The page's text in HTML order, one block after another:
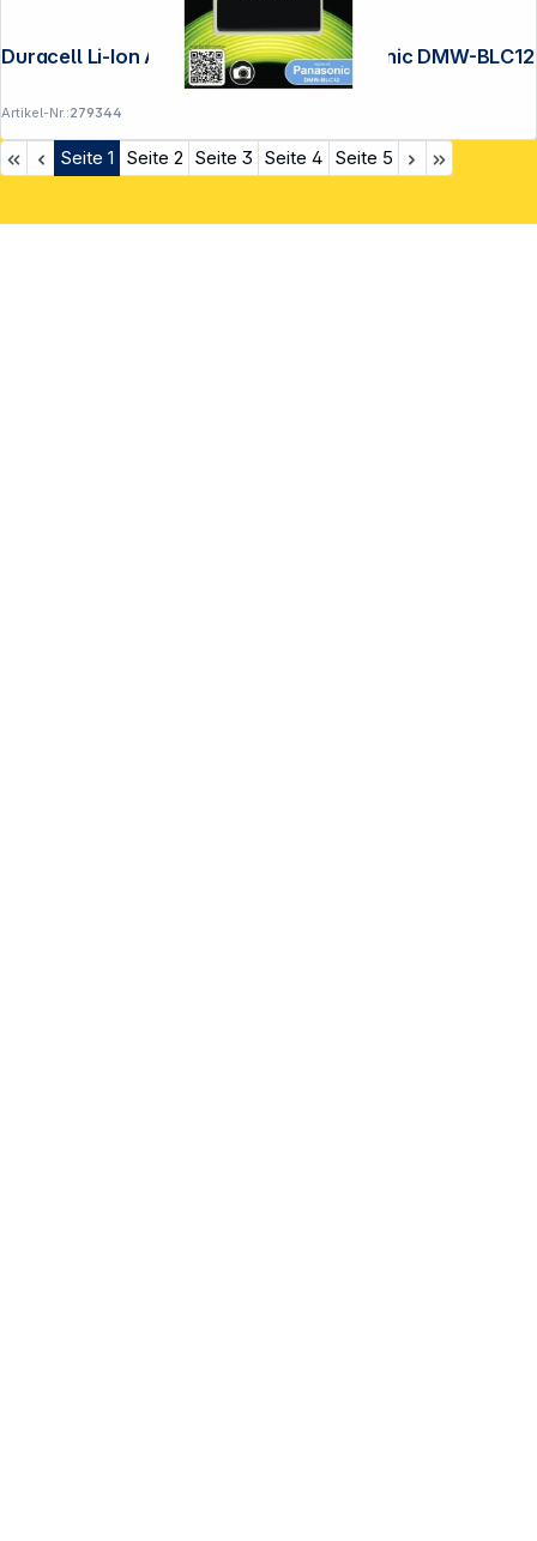
Duracell Li-Ion Akku 950mAh für Panasonic DMW-BLC12
Artikel-Nr.:279344
Seite 1 Seite 2 Seite 3 Seite 4 Seite 5